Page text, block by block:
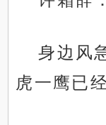
身边风
虎一鹰已